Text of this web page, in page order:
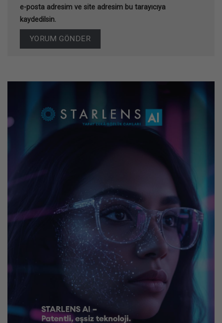
e-posta adresim ve site adresim bu tarayıcıya
kaydedilsin.